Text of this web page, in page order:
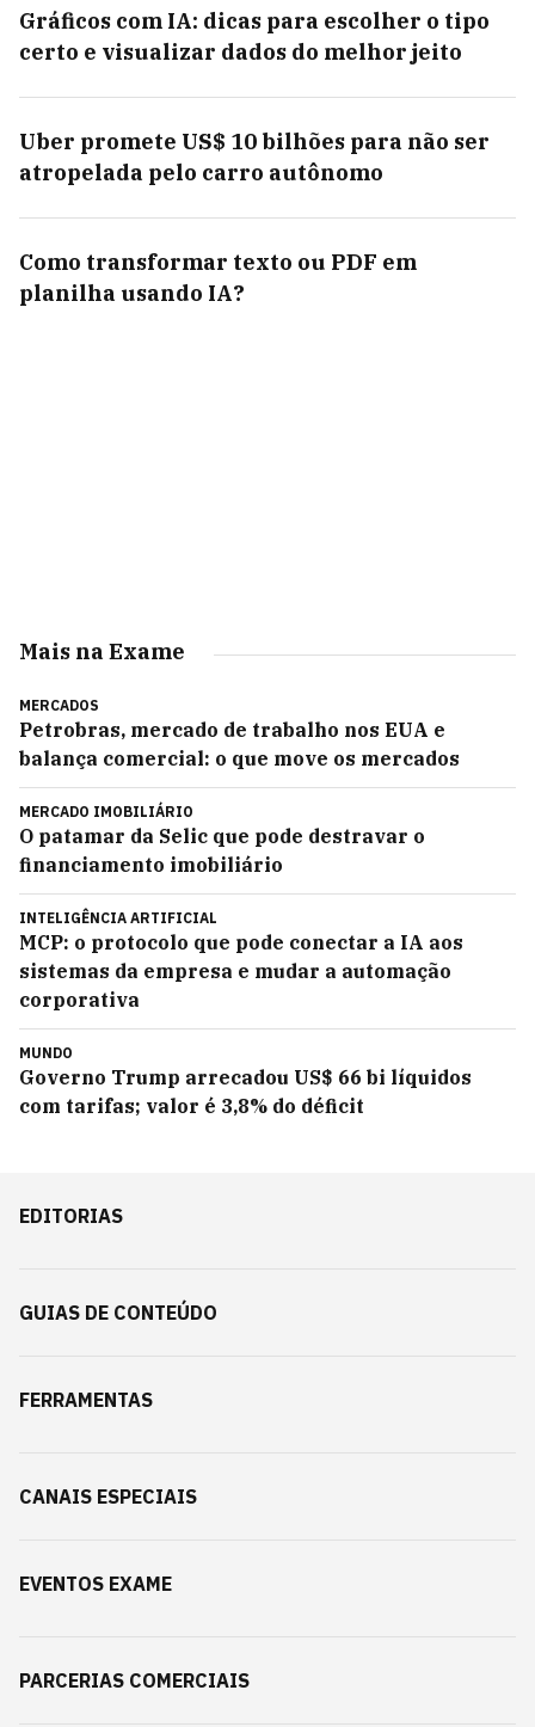
Gráficos com IA: dicas para escolher o tipo
certo e visualizar dados do melhor jeito
Uber promete US$ 10 bilhões para não ser
atropelada pelo carro autônomo
Como transformar texto ou PDF em
planilha usando IA?
Mais na Exame
MERCADOS
Petrobras, mercado de trabalho nos EUA e
balança comercial: o que move os mercados
MERCADO IMOBILIÁRIO
O patamar da Selic que pode destravar o
financiamento imobiliário
INTELIGÊNCIA ARTIFICIAL
MCP: o protocolo que pode conectar a IA aos
sistemas da empresa e mudar a automação
corporativa
MUNDO
Governo Trump arrecadou US$ 66 bi líquidos
com tarifas; valor é 3,8% do déficit
EDITORIAS
GUIAS DE CONTEÚDO
FERRAMENTAS
CANAIS ESPECIAIS
EVENTOS EXAME
PARCERIAS COMERCIAIS